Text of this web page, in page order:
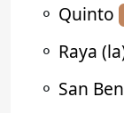
⚬ Quinto
⚬ Raya
⚬ San